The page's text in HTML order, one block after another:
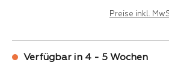
Preise inkl.
Verfügbar in 4 - 5 Wochen